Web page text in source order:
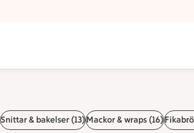
Snittar & bakelser (13)Mackor & wraps (16)